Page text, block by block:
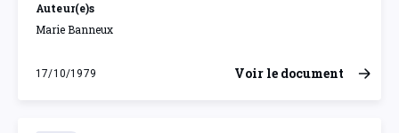
Auteur(e)s
Marie Banneux
17/10/1979
mercredi 17 octobre 1979
Voir le document